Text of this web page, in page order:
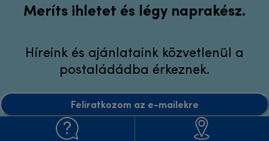
Meríts ihletet és légy naprakész.
Híreink és ajánlataink közvetlenül a
postaládádba érkeznek.
Feliratkozom az e-mailekre